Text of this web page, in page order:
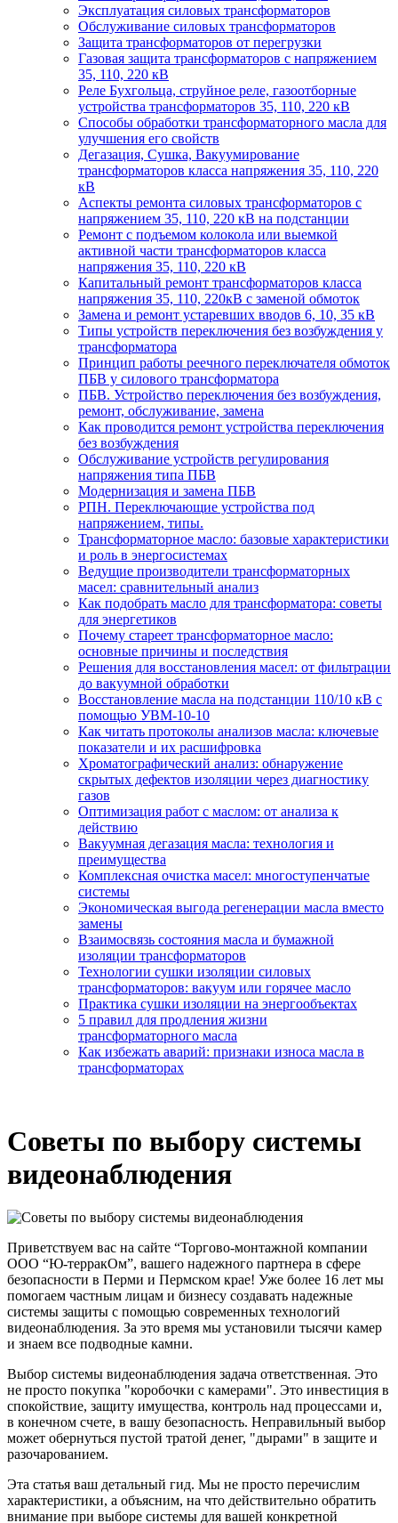
Эксплуатация силовых трансформаторов
Обслуживание силовых трансформаторов
Защита трансформаторов от перегрузки
Газовая защита трансформаторов с напряжением
35, 110, 220 кВ
Реле Бухгольца, струйное реле, газоотборные
устройства трансформаторов 35, 110, 220 кВ
Способы обработки трансформаторного масла для
улучшения его свойств
Дегазация, Сушка, Вакуумирование
трансформаторов класса напряжения 35, 110, 220
кВ
Аспекты ремонта силовых трансформаторов с
напряжением 35, 110, 220 кВ на подстанции
Ремонт с подъемом колокола или выемкой
активной части трансформаторов класса
напряжения 35, 110, 220 кВ
Капитальный ремонт трансформаторов класса
напряжения 35, 110, 220кВ с заменой обмоток
Замена и ремонт устаревших вводов 6, 10, 35 кВ
Типы устройств переключения без возбуждения у
трансформатора
Принцип работы реечного переключателя обмоток
ПБВ у силового трансформатора
ПБВ. Устройство переключения без возбуждения,
ремонт, обслуживание, замена
Как проводится ремонт устройства переключения
без возбуждения
Обслуживание устройств регулирования
напряжения типа ПБВ
Модернизация и замена ПБВ
РПН. Переключающие устройства под
напряжением, типы.
Трансформаторное масло: базовые характеристики
и роль в энергосистемах
Ведущие производители трансформаторных
масел: сравнительный анализ
Как подобрать масло для трансформатора: советы
для энергетиков
Почему стареет трансформаторное масло:
основные причины и последствия
Решения для восстановления масел: от фильтрации
до вакуумной обработки
Восстановление масла на подстанции 110/10 кВ с
помощью УВМ-10-10
Как читать протоколы анализов масла: ключевые
показатели и их расшифровка
Хроматографический анализ: обнаружение
скрытых дефектов изоляции через диагностику
газов
Оптимизация работ с маслом: от анализа к
действию
Вакуумная дегазация масла: технология и
преимущества
Комплексная очистка масел: многоступенчатые
системы
Экономическая выгода регенерации масла вместо
замены
Взаимосвязь состояния масла и бумажной
изоляции трансформаторов
Технологии сушки изоляции силовых
трансформаторов: вакуум или горячее масло
Практика сушки изоляции на энергообъектах
5 правил для продления жизни
трансформаторного масла
Как избежать аварий: признаки износа масла в
трансформаторах
Советы по выбору системы
видеонаблюдения
Приветствуем вас на сайте “Торгово-монтажной компании
ООО “Ю-терракОм”, вашего надежного партнера в сфере
безопасности в Перми и Пермском крае! Уже более 16 лет мы
помогаем частным лицам и бизнесу создавать надежные
системы защиты с помощью современных технологий
видеонаблюдения. За это время мы установили тысячи камер
и знаем все подводные камни.
Выбор системы видеонаблюдения задача ответственная. Это
не просто покупка "коробочки с камерами". Это инвестиция в
спокойствие, защиту имущества, контроль над процессами и,
в конечном счете, в вашу безопасность. Неправильный выбор
может обернуться пустой тратой денег, "дырами" в защите и
разочарованием.
Эта статья ваш детальный гид. Мы не просто перечислим
характеристики, а объясним, на что действительно обратить
внимание при выборе системы для вашей конкретной